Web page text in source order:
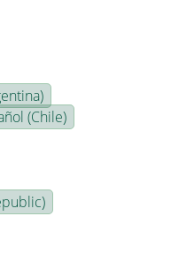
(Chile)